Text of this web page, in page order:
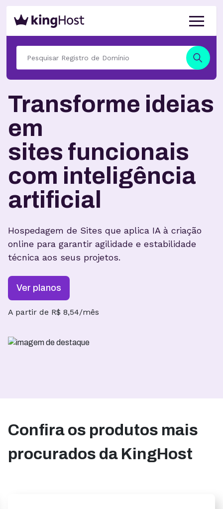
Transforme ideias
em
sites funcionais
com inteligência
artificial
Hospedagem de Sites que aplica IA à criação
online para garantir agilidade e estabilidade
técnica aos seus projetos.
Ver planos
A partir de R$ 8,54/mês
Confira os produtos mais
procurados da KingHost